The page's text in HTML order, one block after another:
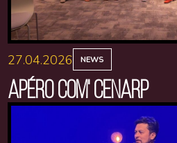
27.04.2026 NEWS
APÉRO COM' CENARP